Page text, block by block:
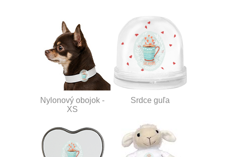
Nylonový obojok -
XS
Srdce guľa